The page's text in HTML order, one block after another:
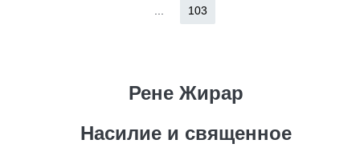
103
Рене Жирар
Насилие и священное